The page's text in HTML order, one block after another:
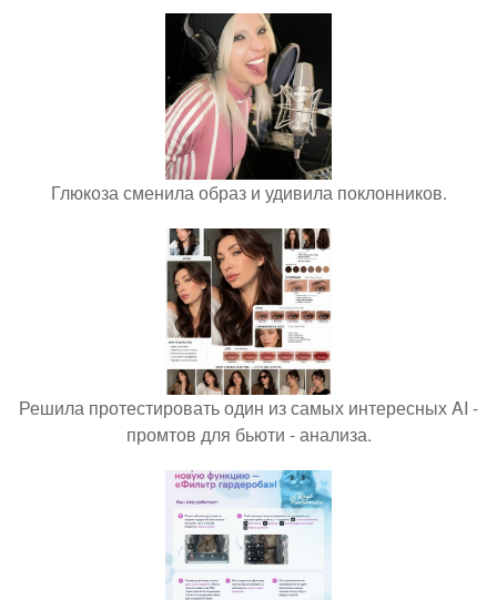
Глюкоза сменила образ и удивила поклонников.
Решила протестировать один из самых интересных AI -
промтов для бьюти - анализа.